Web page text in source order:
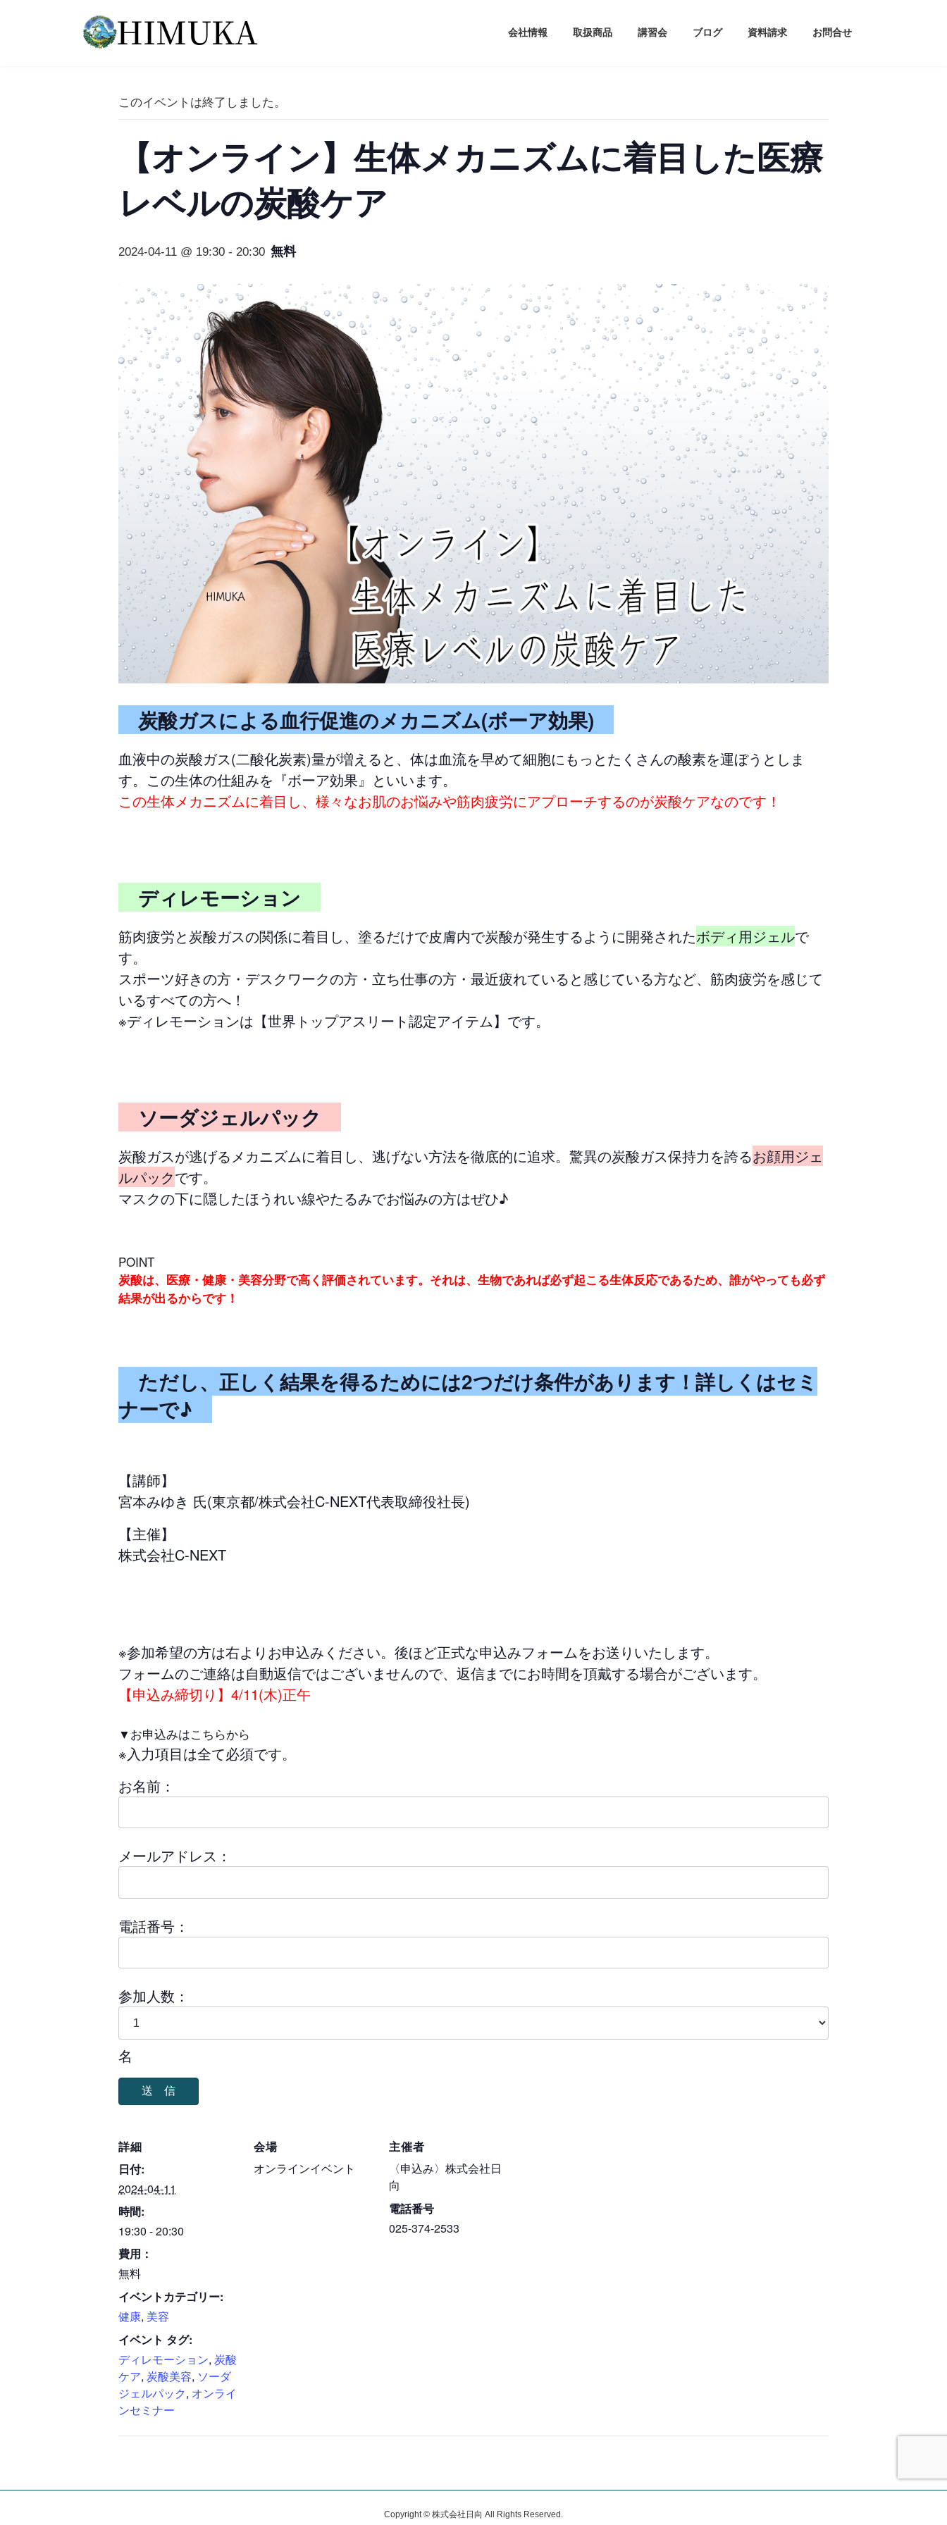
会社情報 取扱商品 講習会 ブログ 資料請求 お問合せ
このイベントは終了しました。
【オンライン】生体メカニズムに着目した医療
レベルの炭酸ケア
2024-04-11 @ 19:30 - 20:30 無料
炭酸ガスによる血行促進のメカニズム(ボーア効果)
血液中の炭酸ガス(二酸化炭素)量が増えると、体は血流を早めて細胞にもっとたくさんの酸素を運ぼうとしま
す。この生体の仕組みを『ボーア効果』といいます。
この生体メカニズムに着目し、様々なお肌のお悩みや筋肉疲労にアプローチするのが炭酸ケアなのです！
ディレモーション
筋肉疲労と炭酸ガスの関係に着目し、塗るだけで皮膚内で炭酸が発生するように開発されたボディ用ジェルで
す。
スポーツ好きの方・デスクワークの方・立ち仕事の方・最近疲れていると感じている方など、筋肉疲労を感じて
いるすべての方へ！
※ディレモーションは【世界トップアスリート認定アイテム】です。
ソーダジェルパック
炭酸ガスが逃げるメカニズムに着目し、逃げない方法を徹底的に追求。驚異の炭酸ガス保持力を誇るお顔用ジェ
ルパックです。
マスクの下に隠したほうれい線やたるみでお悩みの方はぜひ♪
POINT
炭酸は、医療・健康・美容分野で高く評価されています。 それは、生物であれば必ず起こる生体反応であるため、誰がやっても必ず
結果が出るからです！
ただし、正しく結果を得るためには2つだけ条件があります！詳しくはセミ
ナーで♪
【講師】
宮本みゆき 氏(東京都/株式会社C-NEXT代表取締役社長)
【主催】
株式会社C-NEXT
※参加希望の方は右よりお申込みください。後ほど正式な申込みフォームをお送りいたします。
フォームのご連絡は自動返信ではございませんので、返信までにお時間を頂戴する場合がございます。
【申込み締切り】4/11(木)正午
▼お申込みはこちらから
※入力項目は全て必須です。
お名前：
メールアドレス：
電話番号：
参加人数：
名
詳細
日付:
2024-04-11
時間:
19:30 - 20:30
費用：
無料
イベントカテゴリー:
健康, 美容
イベント タグ:
ディレモーション, 炭酸
ケア, 炭酸美容, ソーダ
ジェルパック, オンライ
ンセミナー
会場
オンラインイベント
主催者
〈申込み〉株式会社日
向
電話番号
025-374-2533
Copyright © 株式会社日向 All Rights Reserved.